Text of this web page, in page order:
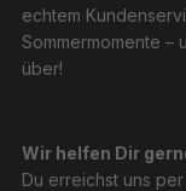
echtem
Sommermomente –
über!
Wir helfen Dir
Du erreichst uns